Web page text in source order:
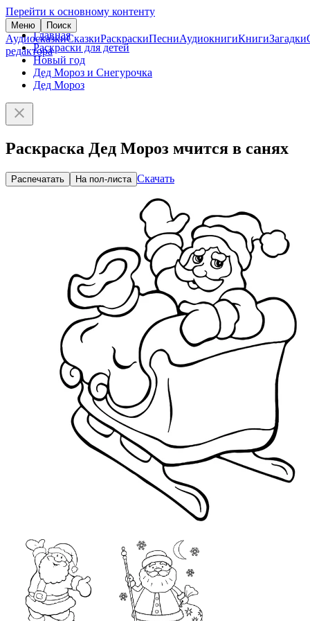
Перейти к основному контенту
Меню Поиск
АудиосказкиСказкиРаскраскиПесниАудиокнигиКнигиЗагадки
редактора
Главная
Раскраски для детей
Новый год
Дед Мороз и Снегурочка
Дед Мороз
Раскраска Дед Мороз мчится в санях
Распечатать На пол-листа Скачать